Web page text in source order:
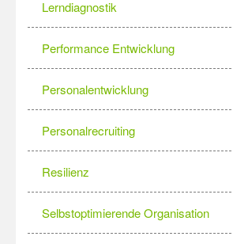
Lerndiagnostik
Performance Entwicklung
Personalentwicklung
Personalrecruiting
Resilienz
Selbstoptimierende Organisation